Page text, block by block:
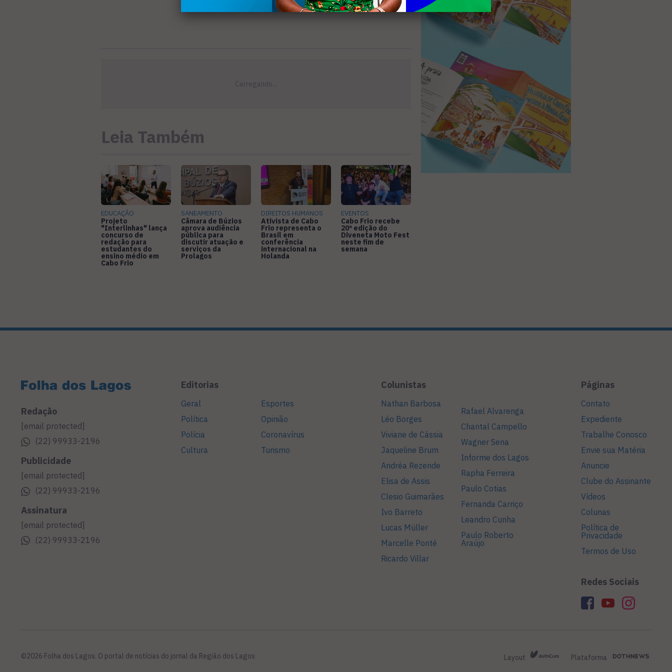
Leia Também
EDUCAÇÃO
Projeto
"Interlinhas" lança
concurso de
redação para
estudantes do
ensino médio em
Cabo Frio
SANEAMENTO
Câmara de Búzios
aprova audiência
pública para
discutir atuação e
serviços da
Prolagos
DIREITOS HUMANOS
Ativista de Cabo
Frio representa o
Brasil em
conferência
internacional na
Holanda
EVENTOS
Cabo Frio recebe
20ª edição do
Diveneta Moto Fest
neste fim de
semana
Redação
[email protected]
(22) 99933-2196
Publicidade
[email protected]
(22) 99933-2196
Assinatura
[email protected]
(22) 99933-2196
Editorias
Geral
Política
Polícia
Cultura
Esportes
Opinião
Coronavírus
Turismo
Colunistas
Nathan Barbosa
Léo Borges
Viviane de Cássia
Jaqueline Brum
Andréa Rezende
Elisa de Assis
Clesio Guimarães
Ivo Barreto
Lucas Müller
Marcelle Ponté
Ricardo Villar
Rafael Alvarenga
Chantal Campello
Wagner Sena
Informe dos Lagos
Rapha Ferreira
Paulo Cotias
Fernanda Carriço
Leandro Cunha
Paulo Roberto
Araújo
Páginas
Contato
Expediente
Trabalhe Conosco
Envie sua Matéria
Anuncie
Clube do Assinante
Vídeos
Colunas
Política de
Privacidade
Termos de Uso
Redes Sociais
©2026 Folha dos Lagos. O portal de notícias do jornal da Região dos Lagos Layout Plataforma